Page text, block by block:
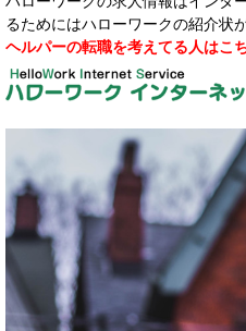
るためにはハローワークの紹介状
ヘルパーの転職を考えてる人はこ